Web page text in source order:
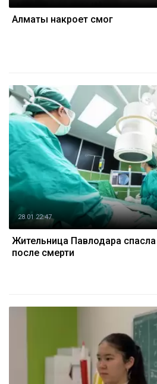
Алматы накроет смог
28.01 22:47
Жительница Павлодара
после смерти